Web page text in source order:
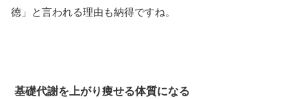
徳」と言われる理由も納得ですね。
基礎代謝を上がり痩せる体質になる